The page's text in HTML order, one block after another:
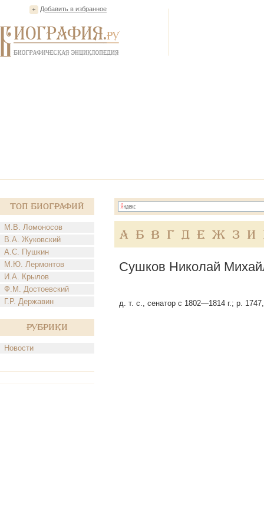
Добавить в избранное
Топ Биографий
М.В. Ломоносов
В.А. Жуковский
А.С. Пушкин
М.Ю. Лермонтов
И.А. Крылов
Ф.М. Достоевский
Г.Р. Державин
Рубрики
Новости
А Б В Г Д Е Ж З И
Сушков Николай
д. т. с., сенатор с 1802—1814 г.; р.